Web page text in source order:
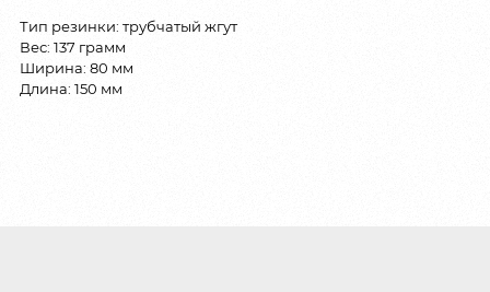
Тип резинки: трубчатый жгут
Вес: 137 грамм
Ширина: 80 мм
Длина: 150 мм